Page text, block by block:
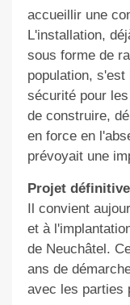
accueillir une
L'installation,
sous forme de
population,
sécurité pour
de construire,
en force en
prévoyait une
Projet
Il convient
et à
de Neuchâtel.
ans de
avec les parties